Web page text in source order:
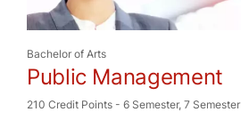
Bachelor of Arts
Public Management
210 Credit Points- 6 Semester, 7 Semester